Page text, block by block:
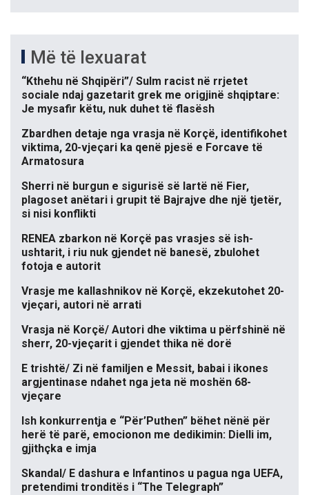
Më të lexuarat
“Kthehu në Shqipëri”/ Sulm racist në rrjetet
sociale ndaj gazetarit grek me origjinë shqiptare:
Je mysafir këtu, nuk duhet të flasësh
Zbardhen detaje nga vrasja në Korçë, identifikohet
viktima, 20-vjeçari ka qenë pjesë e Forcave të
Armatosura
Sherri në burgun e sigurisë së lartë në Fier,
plagoset anëtari i grupit të Bajrajve dhe një tjetër,
si nisi konflikti
RENEA zbarkon në Korçë pas vrasjes së ish-
ushtarit, i riu nuk gjendet në banesë, zbulohet
fotoja e autorit
Vrasje me kallashnikov në Korçë, ekzekutohet 20-
vjeçari, autori në arrati
Vrasja në Korçë/ Autori dhe viktima u përfshinë në
sherr, 20-vjeçarit i gjendet thika në dorë
E trishtë/ Zi në familjen e Messit, babai i ikones
argjentinase ndahet nga jeta në moshën 68-
vjeçare
Ish konkurrentja e “Për’Puthen” bëhet nënë për
herë të parë, emocionon me dedikimin: Dielli im,
gjithçka e imja
Skandal/ E dashura e Infantinos u pagua nga UEFA,
pretendimi tronditës i “The Telegraph”